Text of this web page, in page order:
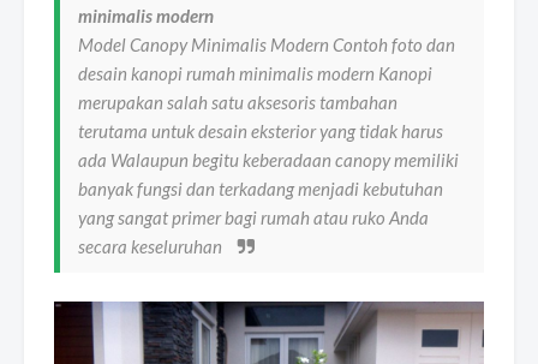
minimalis modern
Model Canopy Minimalis Modern Contoh foto dan
desain kanopi rumah minimalis modern Kanopi
merupakan salah satu aksesoris tambahan
terutama untuk desain eksterior yang tidak harus
ada Walaupun begitu keberadaan canopy memiliki
banyak fungsi dan terkadang menjadi kebutuhan
yang sangat primer bagi rumah atau ruko Anda
secara keseluruhan